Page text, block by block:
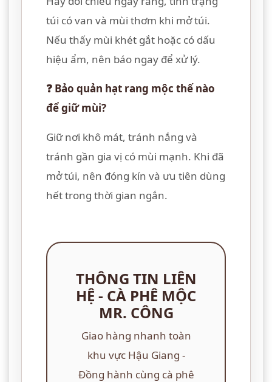
túi có van và mùi thơm khi mở túi.
Nếu thấy mùi khét gắt hoặc có dấu
hiệu ẩm, nên báo ngay để xử lý.
❓ Bảo quản hạt rang mộc thế nào
để giữ mùi?
Giữ nơi khô mát, tránh nắng và
tránh gần gia vị có mùi mạnh. Khi đã
mở túi, nên đóng kín và ưu tiên dùng
hết trong thời gian ngắn.
THÔNG TIN LIÊN
HỆ - CÀ PHÊ MỘC
MR. CÔNG
Giao hàng nhanh toàn
khu vực Hậu Giang -
Đồng hành cùng cà phê